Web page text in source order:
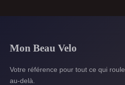
Mon Beau Velo
Votre référence pour tout ce qui
au-delà.